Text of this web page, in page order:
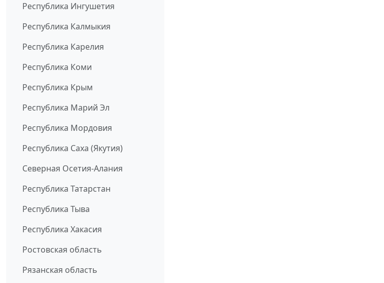
Республика Ингушетия
Республика Калмыкия
Республика Карелия
Республика Коми
Республика Крым
Республика Марий Эл
Республика Мордовия
Республика Саха (Якутия)
Северная Осетия-Алания
Республика Татарстан
Республика Тыва
Республика Хакасия
Ростовская область
Рязанская область